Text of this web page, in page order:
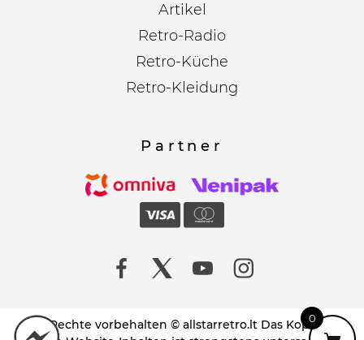
Artikel
Retro-Radio
Retro-Küche
Retro-Kleidung
Partner
Alle Rechte vorbehalten © allstarretro.lt Das Kopieren
0